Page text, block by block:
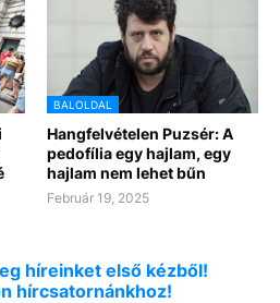
BALOLDAL
Hangfelvételen Puzsér: A
pedofília egy hajlam, egy
hajlam nem lehet bűn
Február 19, 2025
híreinket első kézből!
hírcsatornánkhoz!